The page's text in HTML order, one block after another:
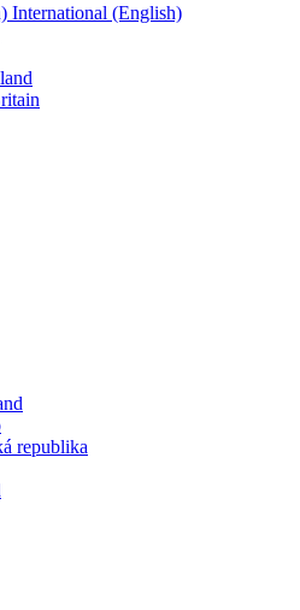
International (English)
republika